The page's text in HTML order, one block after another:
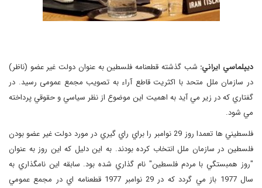
ديپلماسي ايراني:‌ شب گذشته قطعنامه فلسطین به عنوان دولت غیر عضو (ناظر)
در سازمان ملل متحد با اکثریت قاطع آراء به تصویب مجمع عمومی رسید. در
گفتاري كه در زير مي آيد به اهميت اين موضوع از نظر سياسي و حقوقي پرداخته
مي شود.
فلسطيني ها تعمدا روز 29 نوامبر را براي راي گيري در مورد دولت غیر عضو بودن
فلسطين در سازمان ملل انتخاب كرده بودند. به اين دليل كه اين روز به عنوان
"روز همبستگي با مردم فلسطين" نام گذاري شده بود. سابقه اين نامگذاري به
سال 1977 باز مي گردد كه در 29 نوامبر 1977 قطعنامه اي در مجمع عمومي